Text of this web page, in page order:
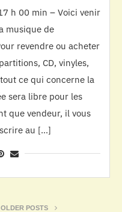
h 00 min – Voici venir
musique de
revendre ou acheter
CD, vinyles,
ce qui concerne la
sera libre pour les
que vendeur, il vous
au […]
OLDER POSTS